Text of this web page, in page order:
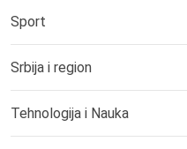
Sport
Srbija i region
Tehnologija i Nauka